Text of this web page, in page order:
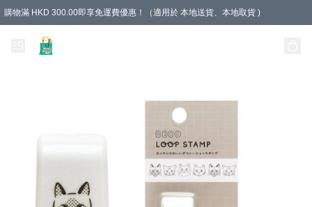
購物滿 HKD 300.00即享免運費優惠！（適用於 本地送貨、本地取貨 )